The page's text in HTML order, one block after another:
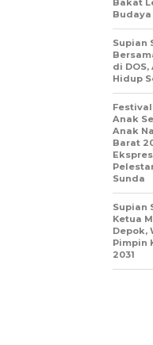
Bakat
Supian
di
Hidup
Anak
Anak
Barat
Sunda
Supian
Ketua
Depok,
Pimpin
2031